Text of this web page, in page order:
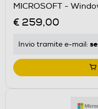
MICROSOFT -
€ 259,00
Invio tramite e-mail: